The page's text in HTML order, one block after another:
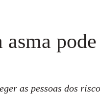
as pessoas dos